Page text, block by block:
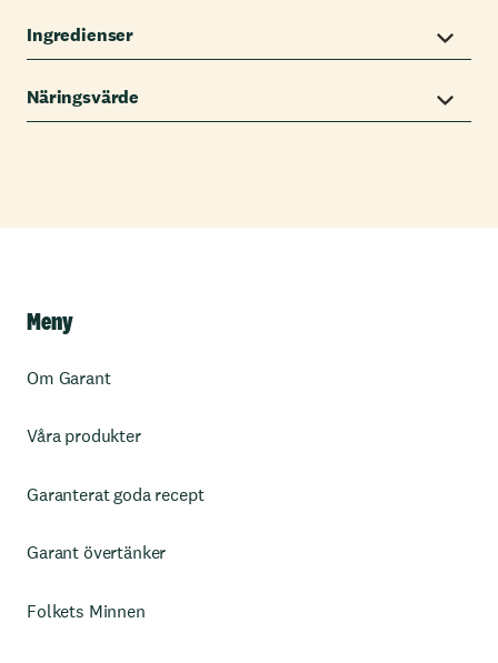
Ingredienser
Näringsvärde
Meny
Om Garant
Våra produkter
Garanterat goda recept
Garant övertänker
Folkets Minnen